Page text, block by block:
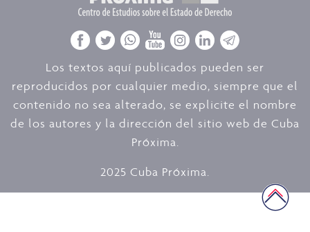
Los textos aquí publicados pueden ser
reproducidos por cualquier medio, siempre que el
contenido no sea alterado, se explicite el nombre
de los autores y la dirección del sitio web de Cuba
Próxima.
2025 Cuba Próxima.